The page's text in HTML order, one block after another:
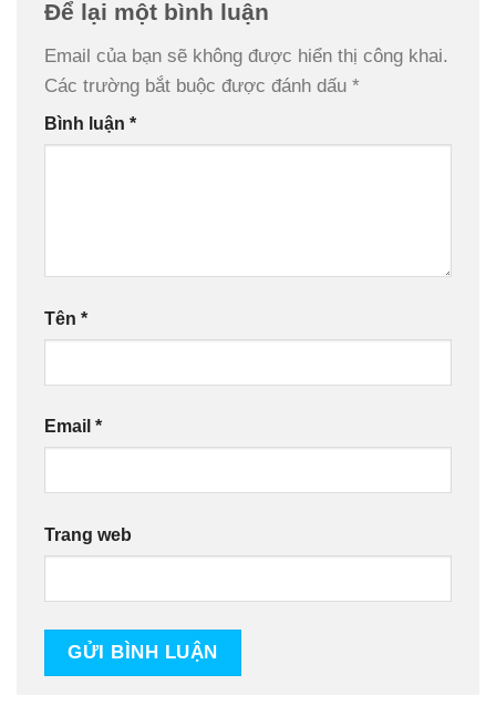
Để lại một bình luận
Email của bạn sẽ không được hiển thị công khai.
Các trường bắt buộc được đánh dấu *
Bình luận *
Tên *
Email *
Trang web